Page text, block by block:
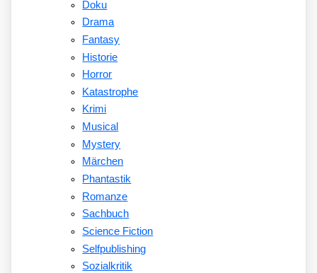
Doku
Drama
Fantasy
Historie
Horror
Katastrophe
Krimi
Musical
Mystery
Märchen
Phantastik
Romanze
Sachbuch
Science Fiction
Selfpublishing
Sozialkritik